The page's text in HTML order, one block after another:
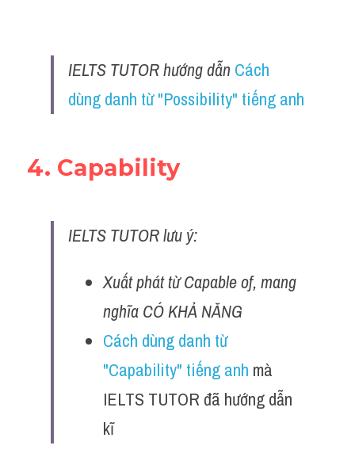
IELTS TUTOR hướng dẫn Cách
dùng danh từ "Possibility" tiếng anh
4. Capability
IELTS TUTOR lưu ý:
Xuất phát từ Capable of, mang
nghĩa CÓ KHẢ NĂNG
Cách dùng danh từ
"Capability" tiếng anh mà
IELTS TUTOR đã hướng dẫn
kĩ